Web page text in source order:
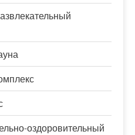
оздоровительный